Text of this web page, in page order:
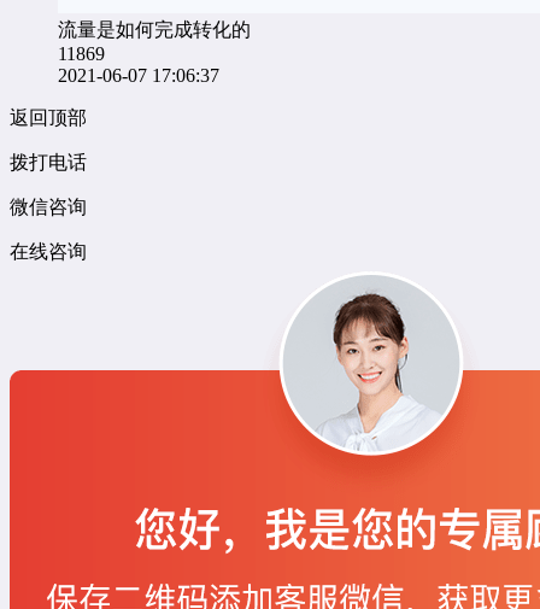
流量是如何完成转化的
11869
2021-06-07 17:06:37
返回顶部
拨打电话
微信咨询
在线咨询